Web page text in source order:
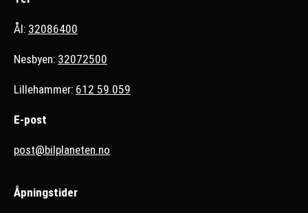
Ål: 32086400
Nesbyen: 32072500
Lillehammer: 612 59 059
E-post
post@bilplaneten.no
Åpningstider